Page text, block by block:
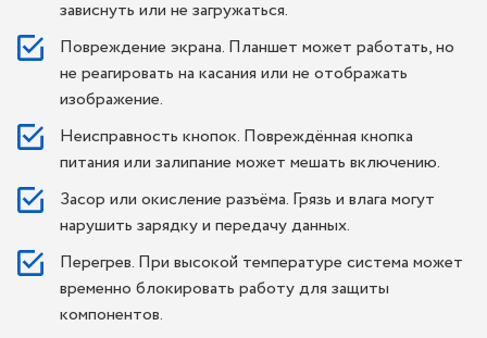
зависнуть или не загружаться.
Повреждение экрана. Планшет может работать, но
не реагировать на касания или не отображать
изображение.
Неисправность кнопок. Повреждённая кнопка
питания или залипание может мешать включению.
Засор или окисление разъёма. Грязь и влага могут
нарушить зарядку и передачу данных.
Перегрев. При высокой температуре система может
временно блокировать работу для защиты
компонентов.